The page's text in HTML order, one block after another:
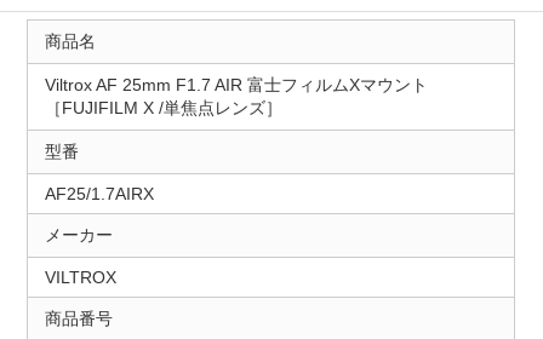
商品名
Viltrox AF 25mm F1.7 AIR 富士フィルムXマウント
［FUJIFILM X /単焦点レンズ］
型番
AF25/1.7AIRX
メーカー
VILTROX
商品番号